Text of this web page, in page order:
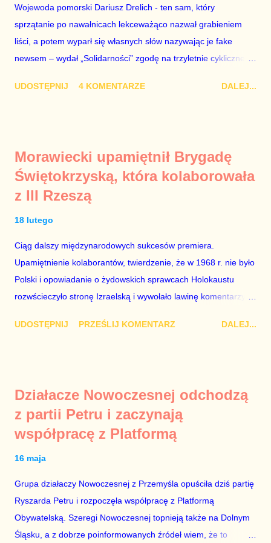
Mistewicza. Nie wiem. Faktem jest, że Biedroń szkaluje
Koalicję Obywatelską i – tak samo jak kiedyś Petru – ogłasza,
że chce być premierem. Grzegorz Schetyna nigdy tego nie
robi. Szkalowanie Koalicji Obywatelskiej to droga donikąd, a
Wojewoda pomorski Dariusz Drelich - ten sam, który
sprzątanie po nawałnicach lekceważąco nazwał grabieniem
liści, a potem wyparł się własnych słów nazywając je fake
newsem – wydał „Solidarności” zgodę na trzyletnie cykliczne
Sierpniowych, co oznacza, że 31 sierpnia przed Stocznią
przemian demokratycznych 1989 r. trwa w Polsce od dawna.
Ci, którzy przespali moment wielkiego narodowego zrywu albo
po prostu nie mieli odwagi stanąć naprzeciw brutalnej machiny
prawdziwych bohaterów, aby dodać znaczenie własnym
zupełnie nieheroicznym, a często wręcz znikomym działaniom
po stronie „Solidarności” w tamtych trudnych czasach. Lech
Kaczyński / fot. autor nieznany. Plan jest taki, aby zastąpić
Lecha Wałęs...
UDOSTĘPNIJ 4 KOMENTARZE DALEJ...
Morawiecki upamiętnił Brygadę
Świętokrzyską, która kolaborowała
z III Rzeszą
18 lutego
Ciąg dalszy międzynarodowych sukcesów premiera.
Upamiętnienie kolaborantów, twierdzenie, że w 1968 r. nie było
Polski i opowiadanie o żydowskich sprawcach Holokaustu
rozwścieczyło stronę Izraelską i wywołało lawinę komentarzy w
Dodajmy do tego jeszcze odmowę wojewody dotyczącą
centrum, a PiS już tam jest” – mówili komentatorzy po zamianie
Szydło na Morawieckiego. Jak zwykle mieli rację. Tej nocy rząd
nie pójdzie spać. Do jutrzejszego poranka muszą znaleźć
życiorys i zdjęcie. Mile widziane są też powiązania tego
zwyrodnialca z politykami PO. Bez tego, udział polityków PiS w
porannych programach nie ma sensu. Jeszcze ze trzy dni
sukcesów PiS na arenie międzynarodowej, a rządzący zaczną
modli...
UDOSTĘPNIJ PRZEŚLIJ KOMENTARZ DALEJ...
Działacze Nowoczesnej odchodzą
z partii Petru i zaczynają
współpracę z Platformą
16 maja
Grupa działaczy Nowoczesnej z Przemyśla opuściła dziś partię
Ryszarda Petru i rozpoczęła współpracę z Platformą
Obywatelską. Szeregi Nowoczesnej topnieją także na Dolnym
Śląsku, a z dobrze poinformowanych źródeł wiem, że to